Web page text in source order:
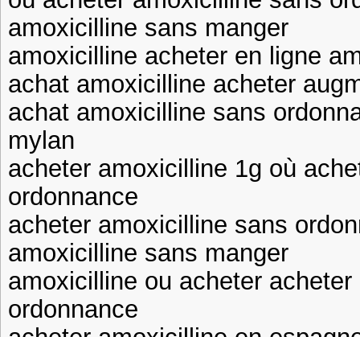
amoxicilline sans manger
amoxicilline acheter en ligne
achat amoxicilline acheter
achat amoxicilline sans
mylan
acheter amoxicilline 1g où
ordonnance
acheter amoxicilline sans
amoxicilline sans manger
amoxicilline ou acheter
ordonnance